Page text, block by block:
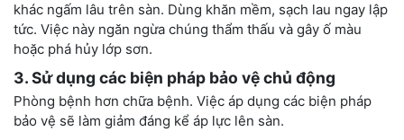
khác ngấm lâu trên sàn. Dùng khăn mềm, sạch lau ngay lập
tức. Việc này ngăn ngừa chúng thẩm thấu và gây ố màu
hoặc phá hủy lớp sơn.
3. Sử dụng các biện pháp bảo vệ chủ động
Phòng bệnh hơn chữa bệnh. Việc áp dụng các biện pháp
bảo vệ sẽ làm giảm đáng kể áp lực lên sàn.